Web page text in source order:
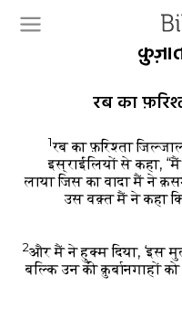
रब का
1रब का फ़रिश्ता
इस्राईलियों से कहा,
लाया जिस का वादा मैं ने
उस वक़्त मैं ने कहा
2और मैं ने हुक्म दिया, ‘इस
बल्कि उन की क़ुर्बानगाहों